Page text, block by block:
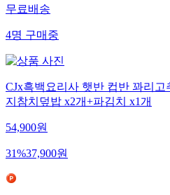
무료배송
4명구매중
CJx흑백요리사 햇반 컵반 꽈리
지참치덮밥 x2개+파김치 x1개
54,900원
31%37,900원